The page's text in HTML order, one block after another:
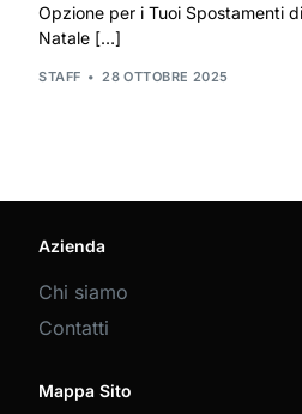
Opzione per i Tuoi Spostamenti
Natale […]
STAFF 28 OTTOBRE 2025
Azienda
Chi siamo
Contatti
Mappa Sito